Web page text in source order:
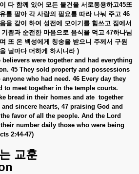
다 함께 있어 모든 물건을 서로통용하고45또
를 팔아 각 사람의 필요를 따라 나눠 주고 46
을 같이 하여 성전에 모이기를 힘쓰고 집에서
기쁨과 순전한 마음으로 음식을 먹고 47하나님
또 온 백성에게 칭송을 받으니 주께서 구원
날마다 더하게 하시니라 )
believers were together and had everything
45 They sold property and possessions
who had need. 46 Every day they
to meet together in the temple courts.
bread in their homes and ate together
sincere hearts, 47 praising God and
favor of all the people. And the Lord
number daily those who were being
2:44-47)
교훈